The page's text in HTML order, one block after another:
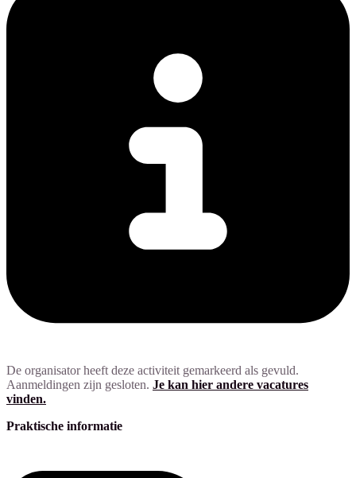
De organisator heeft deze activiteit gemarkeerd als gevuld.
Aanmeldingen zijn gesloten. Je kan hier andere vacatures
vinden.
Praktische informatie